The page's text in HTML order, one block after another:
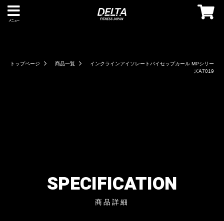
メニュー
トップページ 商品一覧
インクラインアイソレートバイセップカール MPシリー
ズA7019
SPECIFICATION
商品詳細